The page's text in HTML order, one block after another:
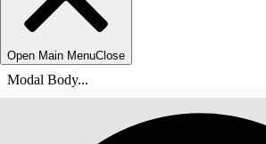
Open Main MenuClose
Modal Body...